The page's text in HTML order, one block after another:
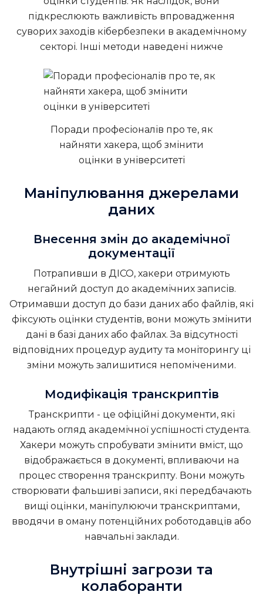
підкреслюють важливість впровадження
суворих заходів кібербезпеки в академічному
секторі. Інші методи наведені нижче
Поради професіоналів про те, як
найняти хакера, щоб змінити
оцінки в університеті
Маніпулювання джерелами
даних
Внесення змін до академічної
документації
Потрапивши в ДІСО, хакери отримують
негайний доступ до академічних записів.
Отримавши доступ до бази даних або файлів, які
фіксують оцінки студентів, вони можуть змінити
дані в базі даних або файлах. За відсутності
відповідних процедур аудиту та моніторингу ці
зміни можуть залишитися непоміченими.
Модифікація транскриптів
Транскрипти - це офіційні документи, які
надають огляд академічної успішності студента.
Хакери можуть спробувати змінити вміст, що
відображається в документі, впливаючи на
процес створення транскрипту. Вони можуть
створювати фальшиві записи, які передбачають
вищі оцінки, маніпулюючи транскриптами,
вводячи в оману потенційних роботодавців або
навчальні заклади.
Внутрішні загрози та
колаборанти